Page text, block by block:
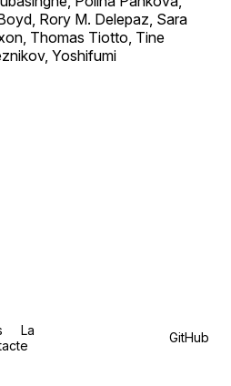
Rory M. Delepaz, Sara
Thomas Tiotto, Tine
Yoshifumi
La
GitHub